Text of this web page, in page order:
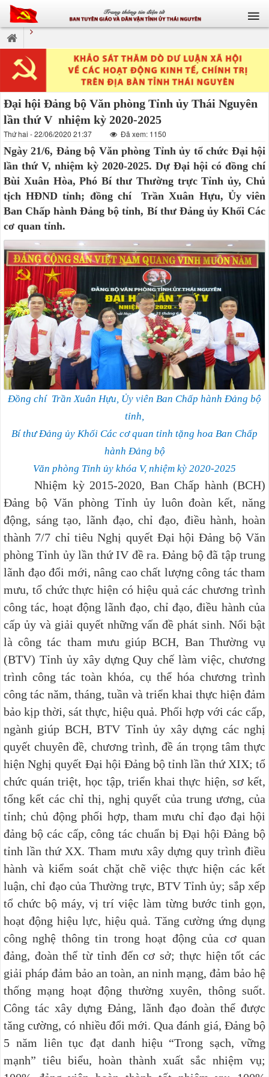
Đại hội Đảng bộ Văn phòng Tỉnh ủy Thái Nguyên
lần thứ V nhiệm kỳ 2020-2025
Thứ hai - 22/06/2020 21:37 Đã xem: 1150
Ngày 21/6, Đảng bộ Văn phòng Tỉnh ủy tổ chức Đại hội
lần thứ V, nhiệm kỳ 2020-2025. Dự Đại hội có đồng chí
Bùi Xuân Hòa, Phó Bí thư Thường trực Tỉnh ủy, Chủ
tịch HĐND tỉnh; đồng chí Trần Xuân Hựu, Ủy viên
Ban Chấp hành Đảng bộ tỉnh, Bí thư Đảng ủy Khối Các
cơ quan tỉnh.
Đồng chí Trần Xuân Hựu, Ủy viên Ban Chấp hành Đảng bộ
tỉnh,
Bí thư Đảng ủy Khối Các cơ quan tỉnh tặng hoa Ban Chấp
hành Đảng bộ
Văn phòng Tỉnh ủy khóa V, nhiệm kỳ 2020-2025
Nhiệm kỳ 2015-2020, Ban Chấp hành (BCH)
Đảng bộ Văn phòng Tỉnh ủy luôn đoàn kết, năng
động, sáng tạo, lãnh đạo, chỉ đạo, điều hành, hoàn
thành 7/7 chỉ tiêu Nghị quyết Đại hội Đảng bộ Văn
phòng Tỉnh ủy lần thứ IV đề ra. Đảng bộ đã tập trung
lãnh đạo đổi mới, nâng cao chất lượng công tác tham
mưu, tổ chức thực hiện có hiệu quả các chương trình
công tác, hoạt động lãnh đạo, chỉ đạo, điều hành của
cấp ủy và giải quyết những vấn đề phát sinh. Nổi bật
là công tác tham mưu giúp BCH, Ban Thường vụ
(BTV) Tỉnh ủy xây dựng Quy chế làm việc, chương
trình công tác toàn khóa, cụ thể hóa chương trình
công tác năm, tháng, tuần và triển khai thực hiện đảm
bảo kịp thời, sát thực, hiệu quả. Phối hợp với các cấp,
ngành giúp BCH, BTV Tỉnh ủy xây dựng các nghị
quyết chuyên đề, chương trình, đề án trọng tâm thực
hiện Nghị quyết Đại hội Đảng bộ tỉnh lần thứ XIX; tổ
chức quán triệt, học tập, triển khai thực hiện, sơ kết,
tổng kết các chỉ thị, nghị quyết của trung ương, của
tỉnh; chủ động phối hợp, tham mưu chỉ đạo đại hội
đảng bộ các cấp, công tác chuẩn bị Đại hội Đảng bộ
tỉnh lần thứ XX. Tham mưu xây dựng quy trình điều
hành và kiểm soát chặt chẽ việc thực hiện các kết
luận, chỉ đạo của Thường trực, BTV Tỉnh ủy; sắp xếp
tổ chức bộ máy, vị trí việc làm từng bước tinh gọn,
hoạt động hiệu lực, hiệu quả. Tăng cường ứng dụng
công nghệ thông tin trong hoạt động của cơ quan
đảng, đoàn thể từ tỉnh đến cơ sở; thực hiện tốt các
giải pháp đảm bảo an toàn, an ninh mạng, đảm bảo hệ
thống mạng hoạt động thường xuyên, thông suốt.
Công tác xây dựng Đảng, lãnh đạo đoàn thể được
tăng cường, có nhiều đổi mới. Qua đánh giá, Đảng bộ
5 năm liên tục đạt danh hiệu “Trong sạch, vững
mạnh” tiêu biểu, hoàn thành xuất sắc nhiệm vụ;